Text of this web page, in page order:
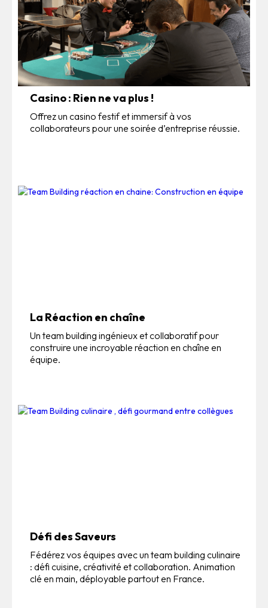
Casino : Rien ne va plus !
Offrez un casino festif et immersif à vos
collaborateurs pour une soirée d’entreprise réussie.
La Réaction en chaîne
Un team building ingénieux et collaboratif pour
construire une incroyable réaction en chaîne en
équipe.
Défi des Saveurs
Fédérez vos équipes avec un team building culinaire
: défi cuisine, créativité et collaboration. Animation
clé en main, déployable partout en France.